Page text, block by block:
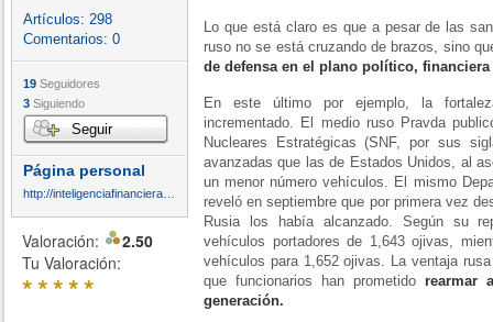
Artículos: 298
Comentarios: 0
19 Seguidores
3 Siguiendo
Seguir
Página personal
Valoración:
2.50
Tu Valoración:
*****
Lo que está claro es que a pesar de las
ruso no se está cruzando de brazos, sino
de defensa en el plano político,
En este último por ejemplo, la
incrementado. El medio ruso Pravda
Nucleares Estratégicas (SNF, por sus
avanzadas que las de Estados Unidos, al
un menor número vehículos. El mismo
reveló en septiembre que por primera vez
Rusia los había alcanzado. Según su
vehículos portadores de 1,643 ojivas,
vehículos para 1,652 ojivas. La ventaja
que funcionarios han prometido rearmar
generación.